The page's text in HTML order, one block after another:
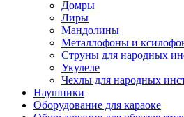
Домры
Лиры
Мандолины
Металлофоны и
Струны для народных
Укулеле
Чехлы для народных
Наушники
Оборудование для караоке